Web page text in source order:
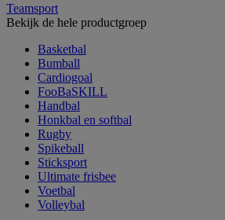
Teamsport
Bekijk de hele productgroep
Basketbal
Bumball
Cardiogoal
FooBaSKILL
Handbal
Honkbal en softbal
Rugby
Spikeball
Sticksport
Ultimate frisbee
Voetbal
Volleybal